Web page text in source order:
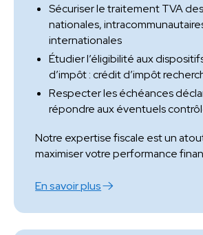
Sécuriser le traitement TVA
nationales,
internationales
Étudier l’éligibilité aux
d’impôt : crédit d’impôt
Respecter les échéances
répondre aux éventuels
Notre expertise fiscale est un
maximiser votre performance
En savoir plus